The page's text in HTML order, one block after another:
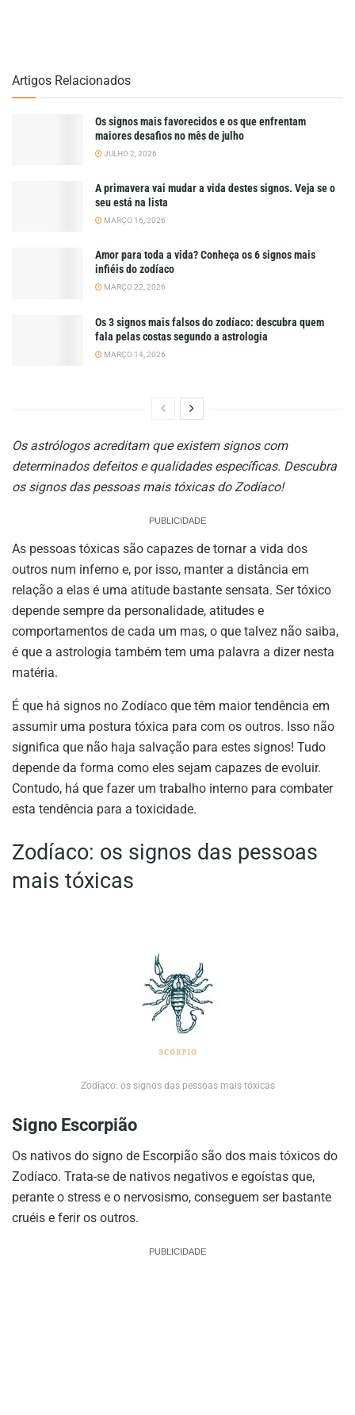
Artigos Relacionados
Os signos mais favorecidos e os que enfrentam
maiores desafios no mês de julho
JULHO 2, 2026
A primavera vai mudar a vida destes signos. Veja se o
seu está na lista
MARÇO 16, 2026
Amor para toda a vida? Conheça os 6 signos mais
infiéis do zodíaco
MARÇO 22, 2026
Os 3 signos mais falsos do zodíaco: descubra quem
fala pelas costas segundo a astrologia
MARÇO 14, 2026
Os astrólogos acreditam que existem signos com
determinados defeitos e qualidades específicas. Descubra
os signos das pessoas mais tóxicas do Zodíaco!
PUBLICIDADE
As pessoas tóxicas são capazes de tornar a vida dos
outros num inferno e, por isso, manter a distância em
relação a elas é uma atitude bastante sensata. Ser tóxico
depende sempre da personalidade, atitudes e
comportamentos de cada um mas, o que talvez não saiba,
é que a astrologia também tem uma palavra a dizer nesta
matéria.
É que há signos no Zodíaco que têm maior tendência em
assumir uma postura tóxica para com os outros. Isso não
significa que não haja salvação para estes signos! Tudo
depende da forma como eles sejam capazes de evoluir.
Contudo, há que fazer um trabalho interno para combater
esta tendência para a toxicidade.
Zodíaco: os signos das pessoas
mais tóxicas
Zodíaco: os signos das pessoas mais tóxicas
Signo Escorpião
Os nativos do signo de Escorpião são dos mais tóxicos do
Zodíaco. Trata-se de nativos negativos e egoístas que,
perante o stress e o nervosismo, conseguem ser bastante
cruéis e ferir os outros.
PUBLICIDADE